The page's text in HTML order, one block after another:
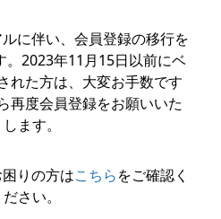
に伴い、会員登録の移行を
。2023年11月15日以前にベ
れた方は、大変お手数です
再度会員登録をお願いいた
します。
りの方はこちらをご確認く
ださい。